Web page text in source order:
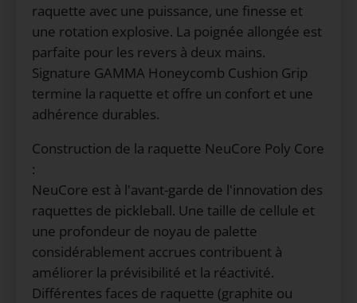
raquette avec une puissance, une finesse et
une rotation explosive. La poignée allongée est
parfaite pour les revers à deux mains.
Signature GAMMA Honeycomb Cushion Grip
termine la raquette et offre un confort et une
Construction de la raquette NeuCore Poly Core
:
NeuCore est à l'avant-garde de l'innovation des
raquettes de pickleball. Une taille de cellule et
une profondeur de noyau de palette
considérablement accrues contribuent à
améliorer la prévisibilité et la réactivité.
Différentes faces de raquette (graphite ou